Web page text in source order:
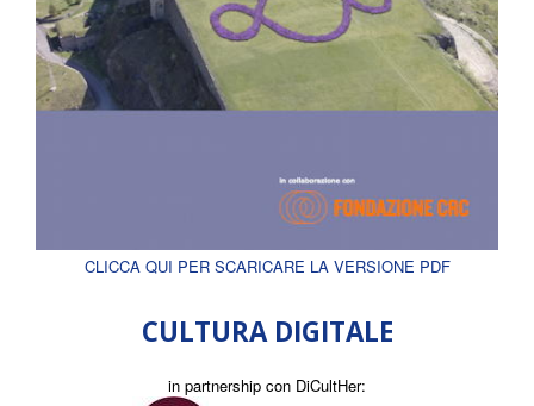
CLICCA QUI PER SCARICARE LA VERSIONE PDF
CULTURA DIGITALE
in partnership con DiCultHer: